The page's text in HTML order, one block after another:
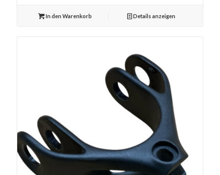
In den Warenkorb Details anzeigen